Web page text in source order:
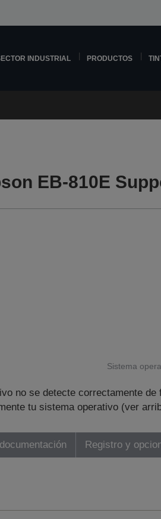
INDUSTRIAL PRODUCTOS
EB-810E
Sistema
no se detecte correctamente
tu sistema operativo (ver
Registro y